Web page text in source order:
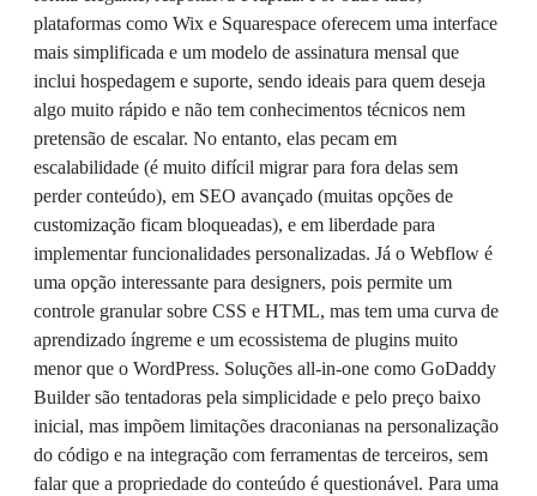
plataformas como Wix e Squarespace oferecem uma interface
mais simplificada e um modelo de assinatura mensal que
inclui hospedagem e suporte, sendo ideais para quem deseja
algo muito rápido e não tem conhecimentos técnicos nem
pretensão de escalar. No entanto, elas pecam em
escalabilidade (é muito difícil migrar para fora delas sem
perder conteúdo), em SEO avançado (muitas opções de
customização ficam bloqueadas), e em liberdade para
implementar funcionalidades personalizadas. Já o Webflow é
uma opção interessante para designers, pois permite um
controle granular sobre CSS e HTML, mas tem uma curva de
aprendizado íngreme e um ecossistema de plugins muito
menor que o WordPress. Soluções all-in-one como GoDaddy
Builder são tentadoras pela simplicidade e pelo preço baixo
inicial, mas impõem limitações draconianas na personalização
do código e na integração com ferramentas de terceiros, sem
falar que a propriedade do conteúdo é questionável. Para uma